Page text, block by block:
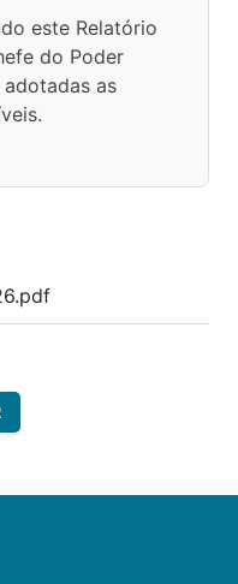
este Relatório
do Poder
as